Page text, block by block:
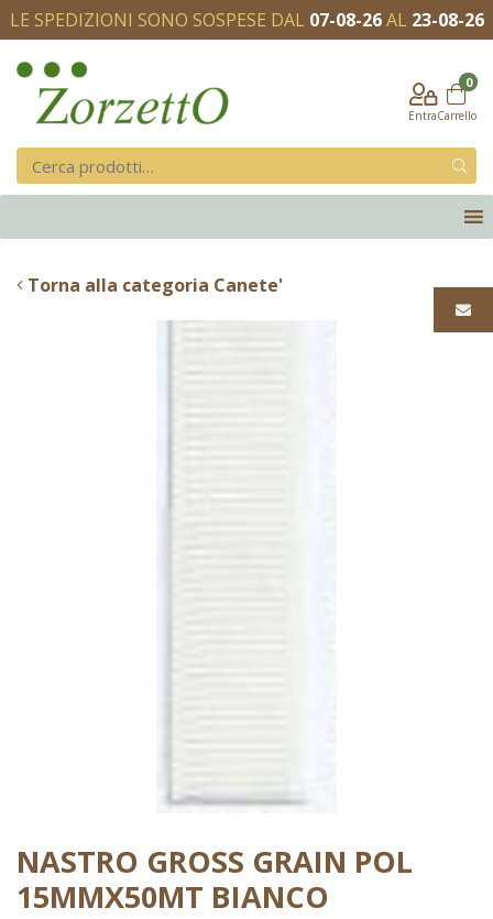
LE SPEDIZIONI SONO SOSPESE DAL 07-08-26AL 23-08-26
Entra
0
Carrello
Torna alla categoria Canete'
NASTRO GROSS GRAIN POL
15MMX50MT BIANCO